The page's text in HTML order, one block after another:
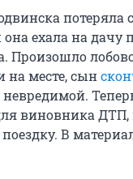
потеряла
ехала на дачу
Произошло
на месте, сын
виновника
В